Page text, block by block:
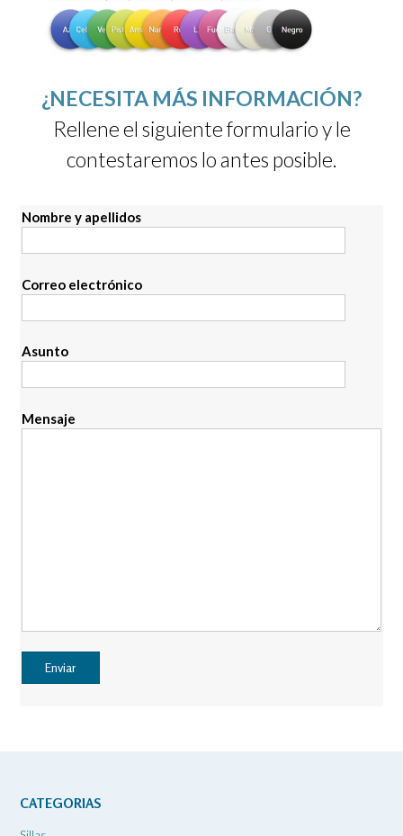
¿NECESITA MÁS INFORMACIÓN?
Rellene el siguiente formulario y le
contestaremos lo antes posible.
Nombre y apellidos
Correo electrónico
Asunto
Mensaje
CATEGORIAS